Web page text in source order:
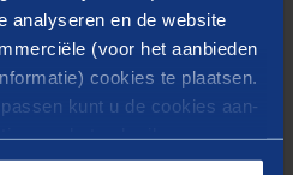
analyseren en de website
(voor het aanbieden
cookies te plaatsen.
kunt u de cookies aan-
u in onze
kennis op het gebied
ik het beste van
duurzame oplossingen